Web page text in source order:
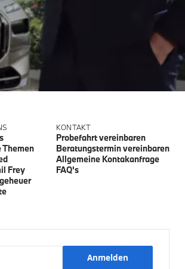
Frey
KONTAKT
Probefahrt vereinbaren
Beratungstermin vereinbaren
Allgemeine Kontakanfrage
FAQ's